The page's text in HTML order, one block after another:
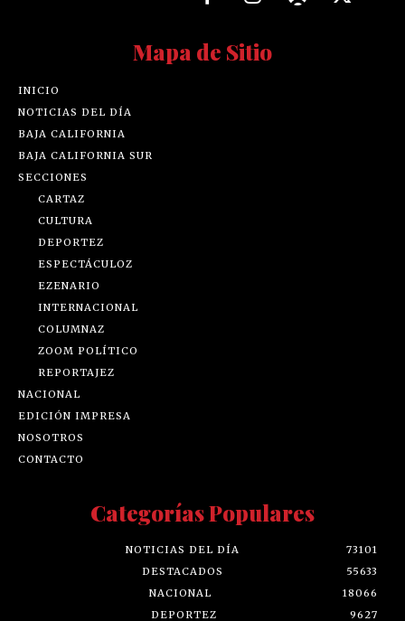
Mapa de Sitio
INICIO
NOTICIAS DEL DÍA
BAJA CALIFORNIA
BAJA CALIFORNIA SUR
SECCIONES
CARTAZ
CULTURA
DEPORTEZ
ESPECTÁCULOZ
EZENARIO
INTERNACIONAL
COLUMNAZ
ZOOM POLÍTICO
REPORTAJEZ
NACIONAL
EDICIÓN IMPRESA
NOSOTROS
CONTACTO
Categorías Populares
NOTICIAS DEL DÍA
73101
DESTACADOS
55633
NACIONAL
18066
DEPORTEZ
9627